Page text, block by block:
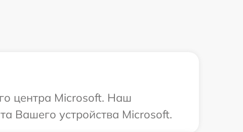
центра Microsoft. Наш
Вашего устройства Microsoft.